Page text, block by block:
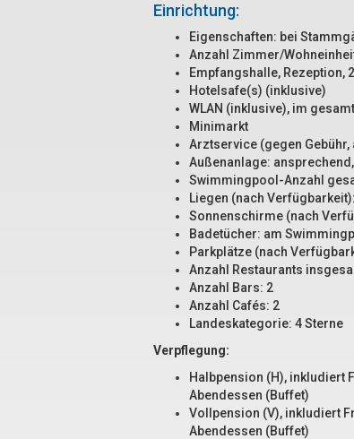
Einrichtung:
Eigenschaften: bei
Anzahl Zimmer/
Empfangshalle, Rezeption,
Hotelsafe(s) (inklusive)
WLAN (inklusive), im
Minimarkt
Arztservice (gegen Gebühr,
Außenanlage:
Swimmingpool-Anzahl
Liegen (nach
Sonnenschirme (nach
Badetücher: am
Parkplätze (nach
Anzahl Restaurants
Anzahl Bars: 2
Anzahl Cafés: 2
Landeskategorie: 4 Sterne
Verpflegung:
Halbpension (H), inkludiert
Abendessen (Buffet)
Vollpension (V), inkludiert
Abendessen (Buffet)